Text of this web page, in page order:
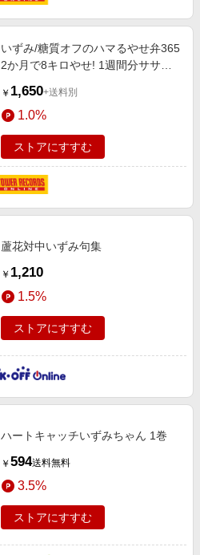
いずみ/糖質オフのハマるやせ弁365
2か月で8キロやせ! 1週間分ササっ
￥ 1,650+送料別
1.0%
ストアにすすむ
蘆花対中いずみ句集
￥ 1,210
1.5%
ストアにすすむ
ハートキャッチいずみちゃん 1巻
￥ 594送料無料
3.5%
ストアにすすむ